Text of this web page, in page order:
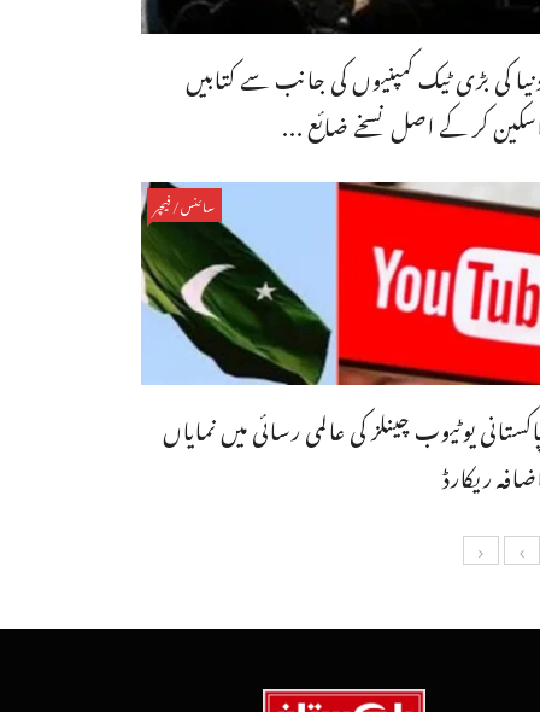
کی بڑی ٹیک کمپنیوں کی جانب سے کتابیں
کر کے اصل نسخے ضائع ...
سائنس/فیچر
یوٹیوب چینلز کی عالمی رسائی میں نمایاں
ریکارڈ